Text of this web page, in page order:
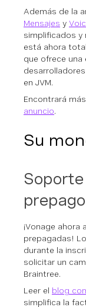
Además de la
Mensajes y
simplificados y
está ahora
que ofrece una
en JVM.
Encontrará
anuncio.
Su
prepago
¡Vonage ahora
prepagadas!
durante la
solicitar un
Braintree.
Leer el blog
simplifica la